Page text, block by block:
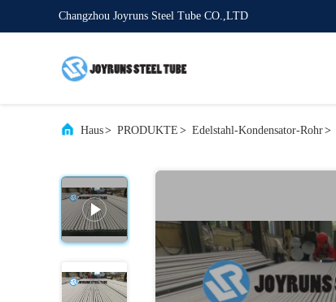
Changzhou Joyruns Steel Tube CO.,LTD
Haus> PRODUKTE > Edelstahl-Kondensator-Rohr>